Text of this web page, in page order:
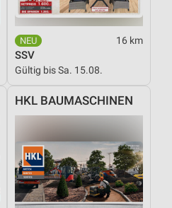
16 km
SSV
Gültig bis Sa. 15.08.
HKL BAUMASCHINEN